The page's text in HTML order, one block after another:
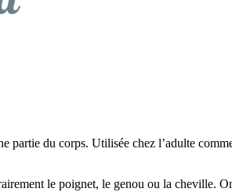
du corps. Utilisée chez l’adulte
le poignet, le genou ou la cheville.